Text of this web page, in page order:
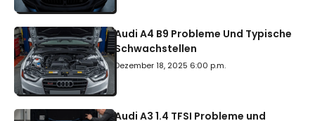
Audi A4 B9 Probleme Und Typische
Schwachstellen
Dezember 18, 2025 6:00 p.m.
Audi A3 1.4 TFSI Probleme und